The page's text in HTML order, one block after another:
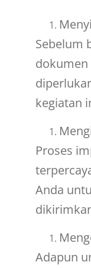
Sebelum
dokumen
kegiatan
Proses
Anda
Adapun